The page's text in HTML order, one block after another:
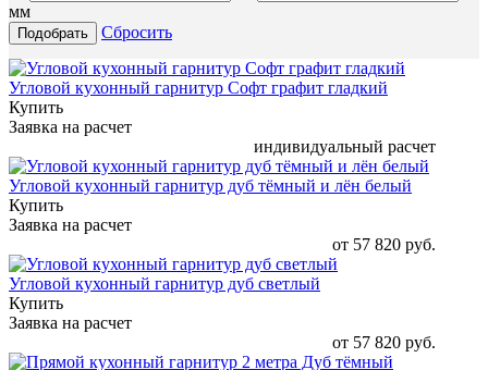
мм
Сбросить
Угловой кухонный гарнитур Софт графит гладкий
Купить
Заявка на расчет
индивидуальный расчет
Угловой кухонный гарнитур дуб тёмный и лён белый
Купить
Заявка на расчет
от 57 820 руб.
Угловой кухонный гарнитур дуб светлый
Купить
Заявка на расчет
от 57 820 руб.